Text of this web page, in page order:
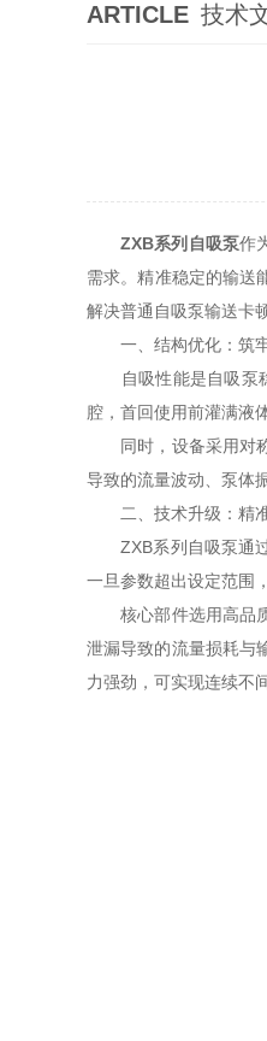
ARTICLE 技术
ZXB系列自吸泵作
需求。精准稳定的输送
解决普通自吸泵输送卡
一、结构优化：筑牢
自吸性能是自吸泵稳
腔，首回使用前灌满液
同时，设备采用对称
导致的流量波动、泵体
二、技术升级：精准
ZXB系列自吸泵通过
一旦参数超出设定范围
核心部件选用高品质
泄漏导致的流量损耗与
力强劲，可实现连续不